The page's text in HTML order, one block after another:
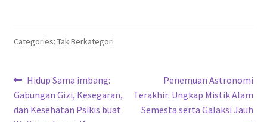
Categories: Tak Berkategori
Navigasi
pos
Previous
post:
Hidup Sama imbang:
Gabungan Gizi, Kesegaran,
dan Kesehatan Psikis buat
Next
post:
Penemuan Astronomi
Terakhir: Ungkap Mistik Alam
Semesta serta Galaksi Jauh